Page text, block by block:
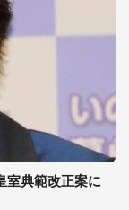
室典範改正案に